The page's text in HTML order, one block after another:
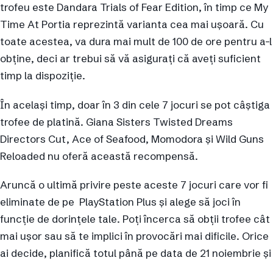
trofeu este Dandara Trials of Fear Edition, în timp ce My
Time At Portia reprezintă varianta cea mai ușoară. Cu
toate acestea, va dura mai mult de 100 de ore pentru a-l
obține, deci ar trebui să vă asigurați că aveți suficient
timp la dispoziție.
În același timp, doar în 3 din cele 7 jocuri se pot câștiga
trofee de platină. Giana Sisters Twisted Dreams
Directors Cut, Ace of Seafood, Momodora și Wild Guns
Reloaded nu oferă această recompensă.
Aruncă o ultimă privire peste aceste 7 jocuri care vor fi
eliminate de pe PlayStation Plus și alege să joci în
funcție de dorințele tale. Poți încerca să obții trofee cât
mai ușor sau să te implici în provocări mai dificile. Orice
ai decide, planifică totul până pe data de 21 noiembrie și